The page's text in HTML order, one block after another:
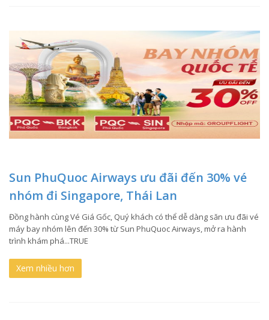
Sun PhuQuoc Airways ưu đãi đến 30% vé
nhóm đi Singapore, Thái Lan
Đồng hành cùng Vé Giá Gốc, Quý khách có thể dễ dàng săn ưu đãi vé
máy bay nhóm lên đến 30% từ Sun PhuQuoc Airways, mở ra hành
trình khám phá...TRUE
Xem nhiều hơn